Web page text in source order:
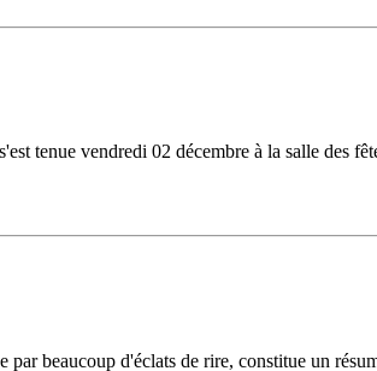
tenue vendredi 02 décembre à la salle des
par beaucoup d'éclats de rire, constitue un